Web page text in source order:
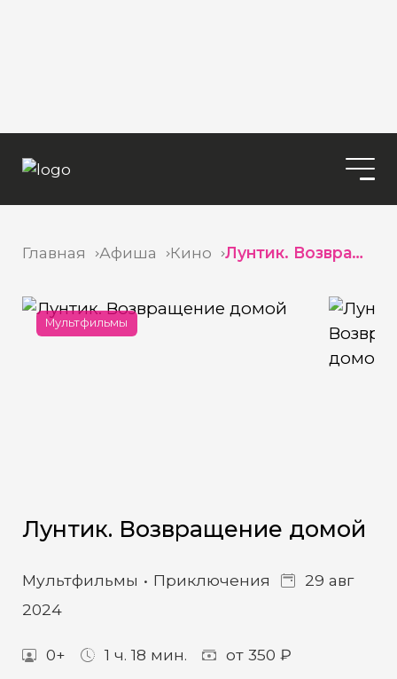
Главная Афиша Кино Лунтик. Возвращение домой
Мультфильмы
Лунтик. Возвращение домой
Мультфильмы Приключения
29 авг
2024
0+ 1 ч. 18 мин. от 350 ₽